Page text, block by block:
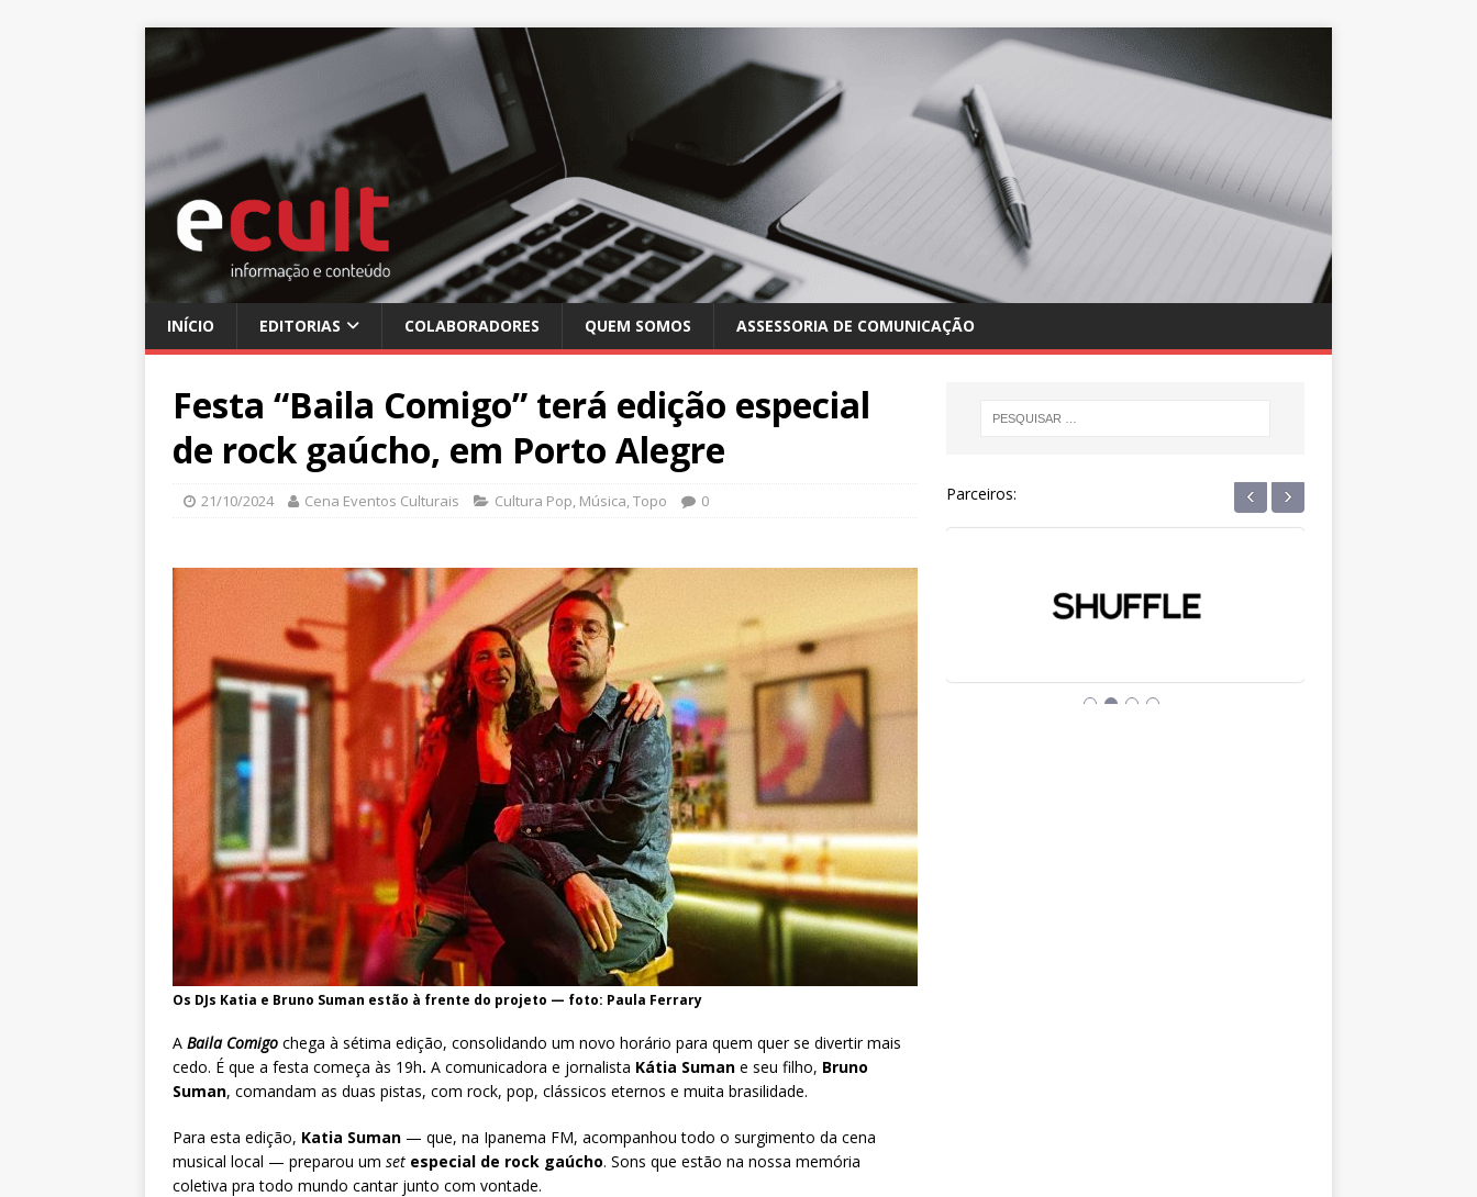
INÍCIO EDITORIAS COLABORADORES QUEM SOMOS ASSESSORIA DE COMUNICAÇÃO
Festa “Baila Comigo” terá edição especial
de rock gaúcho, em Porto Alegre
21/10/2024 Cena Eventos Culturais Cultura Pop Música Topo 0
Os DJs Katia e Bruno Suman estão à frente do projeto — foto: Paula Ferrary
A Baila Comigo chega à sétima edição, consolidando um novo horário para quem quer se divertir mais
cedo. É que a festa começa às 19h. A comunicadora e jornalista Kátia Suman e seu filho, Bruno
Suman, comandam as duas pistas, com rock, pop, clássicos eternos e muita brasilidade.
Para esta edição, Katia Suman — que, na Ipanema FM, acompanhou todo o surgimento da cena
musical local — preparou um set especial de rock gaúcho. Sons que estão na nossa memória
coletiva pra todo mundo cantar junto com vontade.
Parceiros: ‹ ›